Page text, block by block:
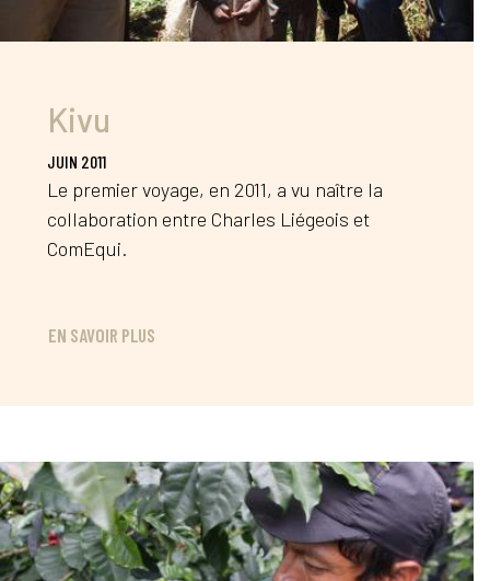
Kivu
JUIN 2011
Le premier voyage, en 2011, a vu naître la
collaboration entre Charles Liégeois et
ComEqui.
EN SAVOIR PLUS